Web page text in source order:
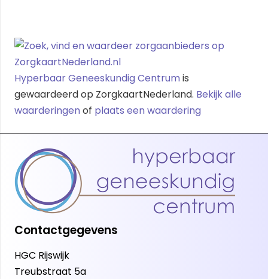
Hyperbaar Geneeskundig Centrum is
gewaardeerd op ZorgkaartNederland. Bekijk alle
waarderingen of plaats een waardering
Contactgegevens
HGC Rijswijk
Treubstraat 5a